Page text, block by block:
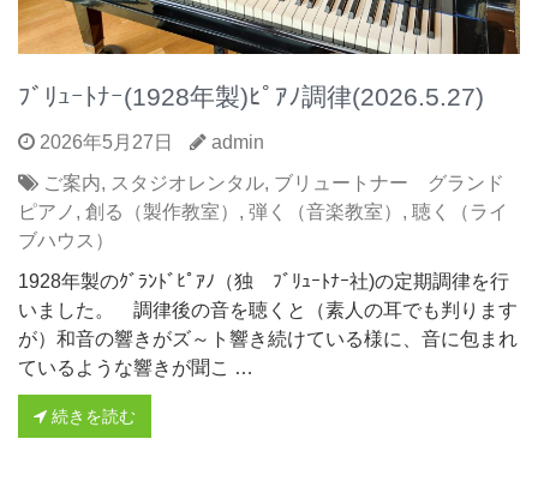
ﾌﾞﾘｭｰﾄﾅｰ(1928年製)ﾋﾟｱﾉ調律(2026.5.27)
2026年5月27日
admin
ご案内, スタジオレンタル, ブリュートナー グランド
ピアノ , 創る（製作教室） , 弾く（音楽教室） , 聴く（ライ
ブハウス）
1928年製のｸﾞﾗﾝﾄﾞﾋﾟｱﾉ（独 ﾌﾞﾘｭｰﾄﾅｰ社)の定期調律を行
いました。 調律後の音を聴くと（素人の耳でも判ります
が）和音の響きがズ～ト響き続けている様に、音に包まれ
ているような響きが聞こ …
続きを読む